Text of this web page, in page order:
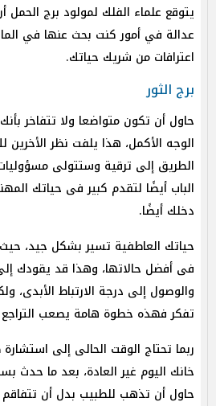
يتوقع علماء الفلك لمولود برج
عدالة في أمور كنت بحث عنها في
اعترافات من شريك حياتك.
برج الثور
حاول أن تكون متواضعا ولا تتفاخر
الوجه الأكمل، هذا يلفت نظر
الطريق إلى ترقية وستتولى
الباب أيضًا لتقدم كبير فى حياتك
دخلك أيضًا.
حياتك العاطفية تسير بشكل جيد، حيث
فى أفضل حالاتها، وهذا قد يقودك
والوصول إلى درجة الارتباط الأبدى،
تفكر فهذه خطوة هامة يصعب
ربما تحتاج الوقت الحالى إلى
خانك اليوم غير العادة، بعد ما حدث
حاول أن تذهب للطبيب بدل أن تتفاقم